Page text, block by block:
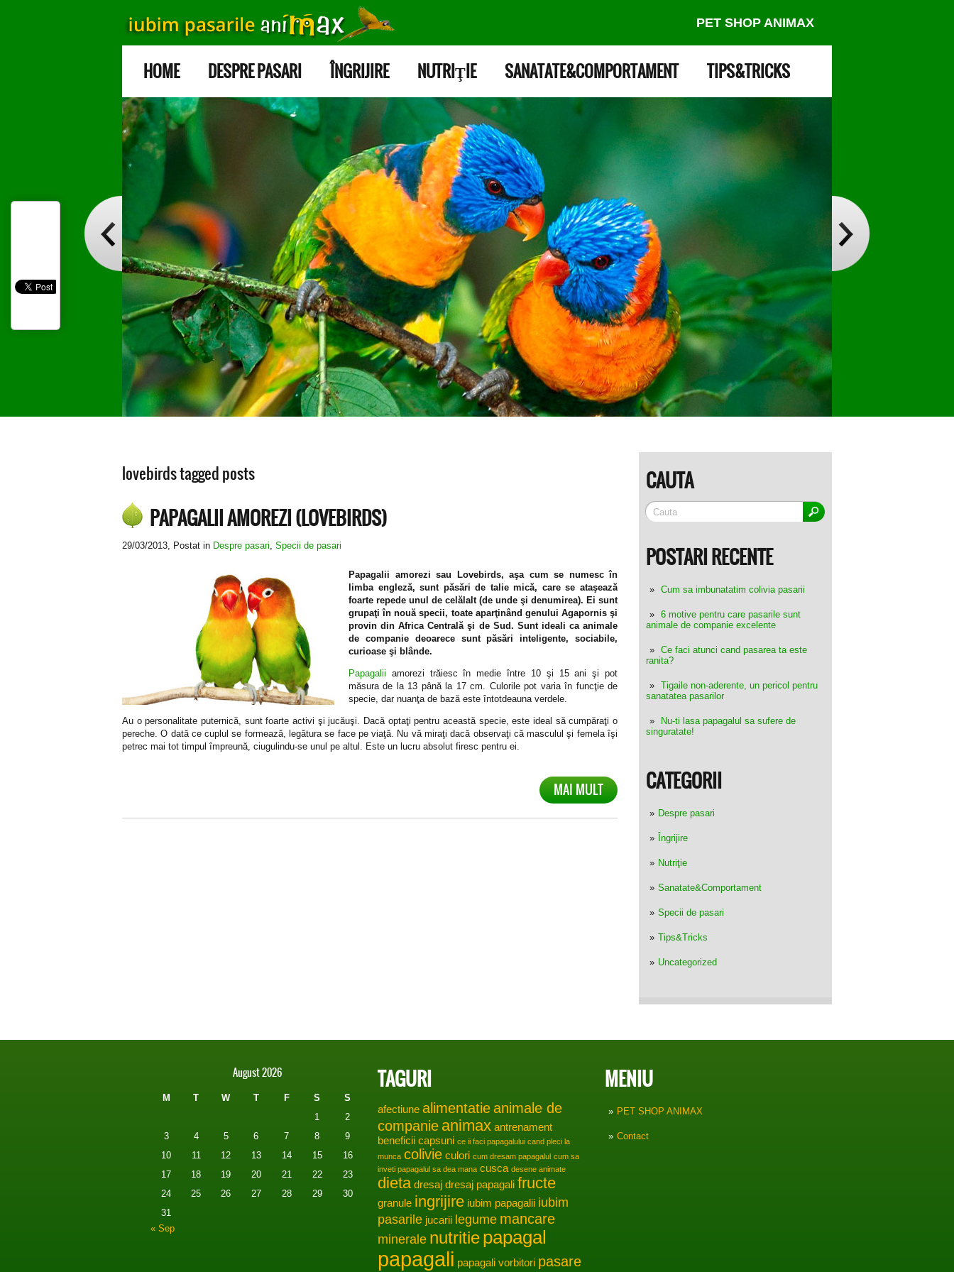
PET SHOP ANIMAX
HOME DESPRE PASARI ÎNGRIJIRE NUTRIŢIE SANATATE&COMPORTAMENT TIPS&TRICKS
CAUTA
POSTARI RECENTE
Cum sa imbunatatim colivia pasarii
6 motive pentru care pasarile sunt
animale de companie excelente
Ce faci atunci cand pasarea ta este
ranita?
Tigaile non-aderente, un pericol pentru
sanatatea pasarilor
Nu-ti lasa papagalul sa sufere de
singuratate!
CATEGORII
Despre pasari
Îngrijire
Nutriţie
Sanatate&Comportament
Specii de pasari
Tips&Tricks
Uncategorized
lovebirds tagged posts
PAPAGALII AMOREZI (LOVEBIRDS)
29/03/2013, Postat in Despre pasari, Specii de pasari
Papagalii amorezi sau Lovebirds, aşa cum se numesc în
limba engleză, sunt păsări de talie mică, care se ataşează
foarte repede unul de celălalt (de unde şi denumirea). Ei sunt
grupaţi în nouă specii, toate aparţinând genului Agapornis şi
provin din Africa Centrală şi de Sud. Sunt ideali ca animale
de companie deoarece sunt păsări inteligente, sociabile,
curioase şi blânde.
Papagalii amorezi trăiesc în medie între 10 şi 15 ani şi pot
măsura de la 13 până la 17 cm. Culorile pot varia în funcţie de
specie, dar nuanţa de bază este întotdeauna verdele.
Au o personalitate puternică, sunt foarte activi şi jucăuşi. Dacă optaţi pentru această specie, este ideal să cumpăraţi o
pereche. O dată ce cuplul se formează, legătura se face pe viaţă. Nu vă miraţi dacă observaţi că masculul şi femela îşi
petrec mai tot timpul împreună, ciugulindu-se unul pe altul. Este un lucru absolut firesc pentru ei.
MAI MULT
August 2026
M T W T F S
S
1
2
3
4 5 6 7 8
9
10
11 12 13 14 15
16
17
18 19 20 21 22
23
24
25 26 27 28 29
30
31
« Sep
TAGURI
afectiune alimentatieanimale de
companie animax antrenament
beneficii capsuni ce ii faci papagalului cand pleci la
munca colivie culori cum dresam papagalul cum sa
inveti papagalul sa dea mana cusca desene animate
dieta dresaj dresaj papagali fructe
granule ingrijire iubim papagalii iubim
pasarile jucarii legume mancare
minerale nutritiepapagal
papagali papagali vorbitori pasare
MENIU
PET SHOP ANIMAX
Contact